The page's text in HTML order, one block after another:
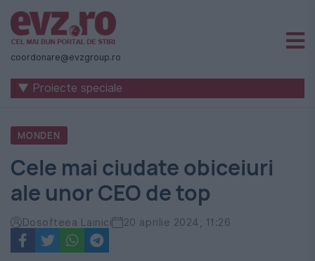
Știri
naționale
internaționale
România
-
Evenimentul
Zilei
coordonare@evzgroup.ro
▼ Proiecte speciale
MONDEN
Cele mai ciudate obiceiuri
ale unor CEO de top
Dosofteea Lainici 20 aprilie 2024, 11:26